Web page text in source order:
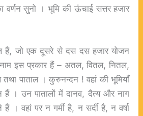
वर्णन सुनो । भूमि की ऊंचाई सत्तर हजार
हैं, जो एक दूसरे से दस दस हजार योजन
इस प्रकार हैं – अतल, वितल, नितल,
पाताल । कुरुनन्दन ! वहां की भूमियाँ
हैं । उन पातालों में दानव, दैत्य और नाग
। वहां पर न गर्मी है, न सर्दी है, न वर्षा